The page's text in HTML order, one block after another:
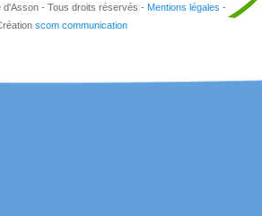
- Tous droits réservés - Mentions légales -
scom communication